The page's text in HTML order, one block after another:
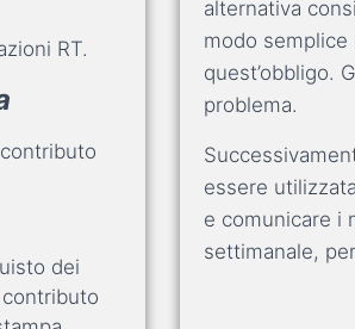
RT.
dei
alternativa
modo
quest’obbligo.
problema.
essere
e comunicare i
settimanale,